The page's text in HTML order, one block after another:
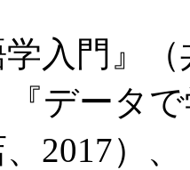
学入門』
データ
、2017）